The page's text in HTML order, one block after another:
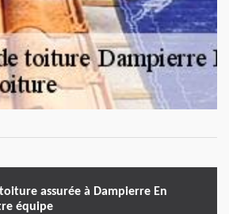
assurée à Dampierre En
équipe